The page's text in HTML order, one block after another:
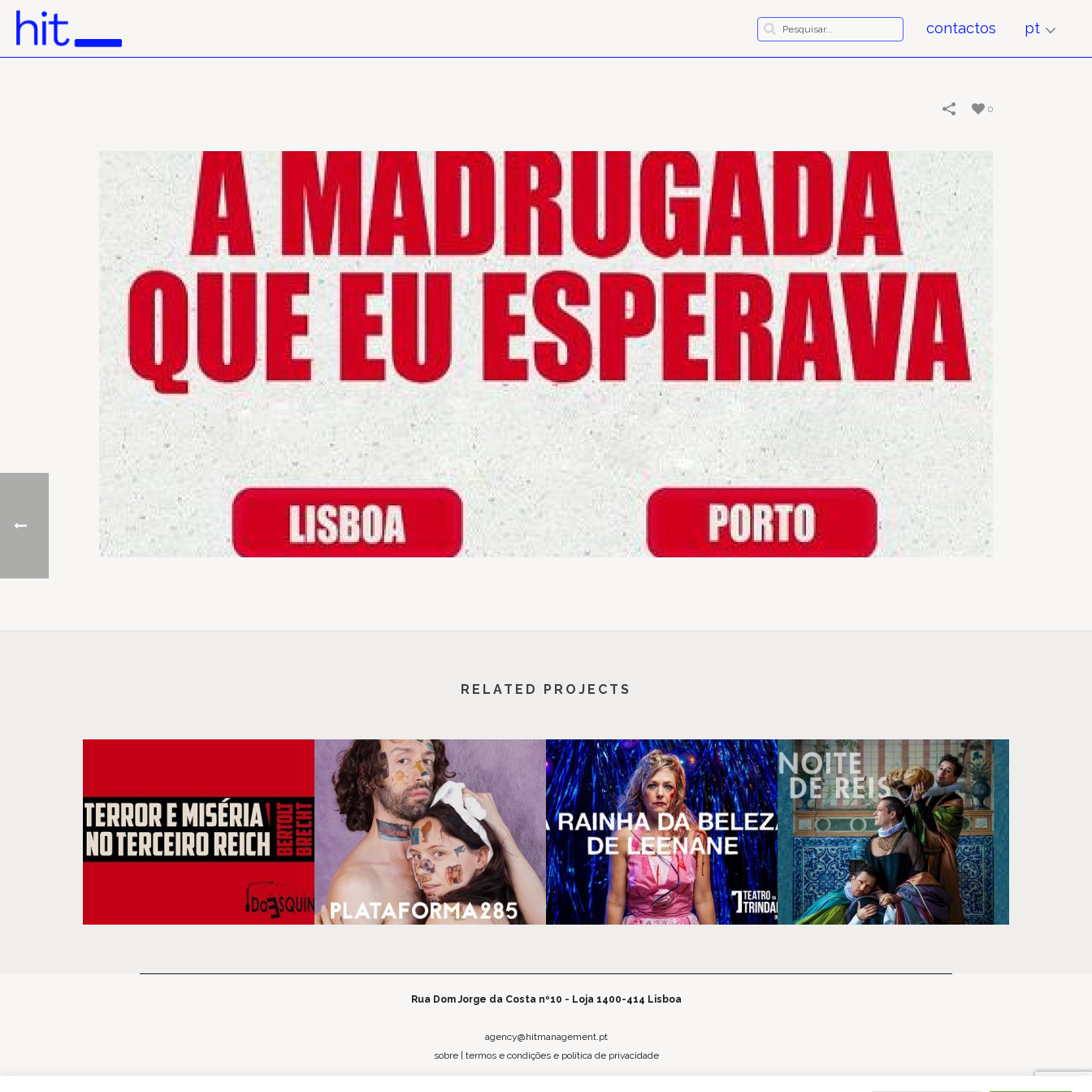
contactos pt
0
RELATED PROJECTS
Rua Dom Jorge da Costa nº10 - Loja 1400-414 Lisboa
agency@hitmanagement.pt
sobre| termos e condições e política de privacidade